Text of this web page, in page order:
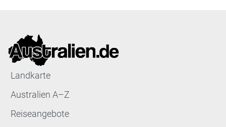
Landkarte
Australien A–Z
Reiseangebote